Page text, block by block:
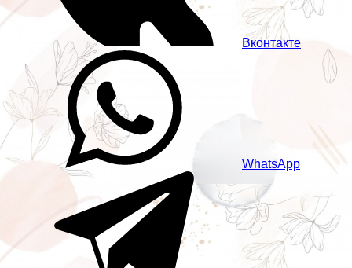
Вконтакте
WhatsApp